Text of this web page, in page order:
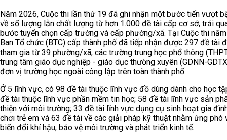
Năm 2026, Cuộc thi lần thứ 19 đã ghi nhận một bước tiến vượt
về số lượng lẫn chất lượng từ hơn 1.000 đề tài cấp cơ sở, trải
bước tuyển chọn cấp trường và cấp phường/xã. Tại Cuộc thi năm
Ban Tổ chức (BTC) cấp thành phố đã tiếp nhận được 297 đề tài
tham gia từ 39 phường/xã, các trường trung học phổ thông
trung tâm giáo dục nghiệp - giáo dục thường xuyên (GDNN-
đơn vị trường học ngoài công lập trên toàn thành phố.
Ở 5 lĩnh vực, có 98 đề tài thuộc lĩnh vực đồ dùng dành cho học
đề tài thuộc lĩnh vực phần mềm tin học; 58 đề tài lĩnh vực sản
thiện với môi trường; 33 đề tài lĩnh vực dụng cụ sinh hoạt gia
chơi trẻ em và 63 đề tài về các giải pháp kỹ thuật nhằm ứng phó
biến đổi khí hậu, bảo vệ môi trường và phát triển kinh tế.